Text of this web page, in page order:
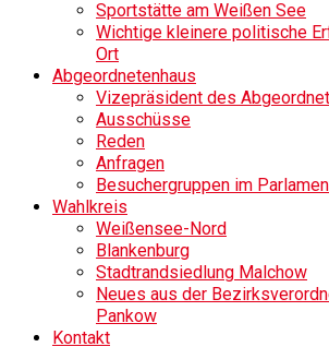
Sportstätte am Weißen See
Wichtige kleinere politische
Ort
Abgeordnetenhaus
Vizepräsident des
Ausschüsse
Reden
Anfragen
Besuchergruppen im
Wahlkreis
Weißensee-Nord
Blankenburg
Stadtrandsiedlung Malchow
Neues aus der
Pankow
Kontakt